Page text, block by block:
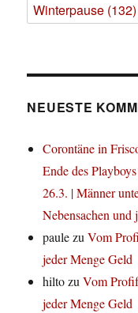
Winterpause (132)
NEUESTE
Corontäne in
Ende des
26.3. | Männer
Nebensachen
paulezuVom
jeder Menge Geld
hiltozuVom
jeder Menge Geld